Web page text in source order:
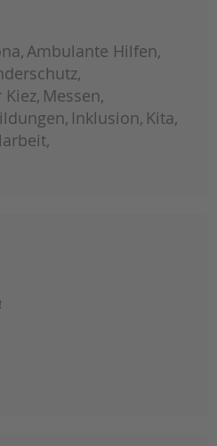
Ambulante Hilfen
Kiez Messen
Inklusion Kita